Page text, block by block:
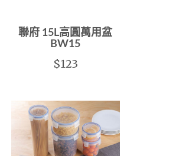
聯府 15L高圓萬用盆
BW15
$123